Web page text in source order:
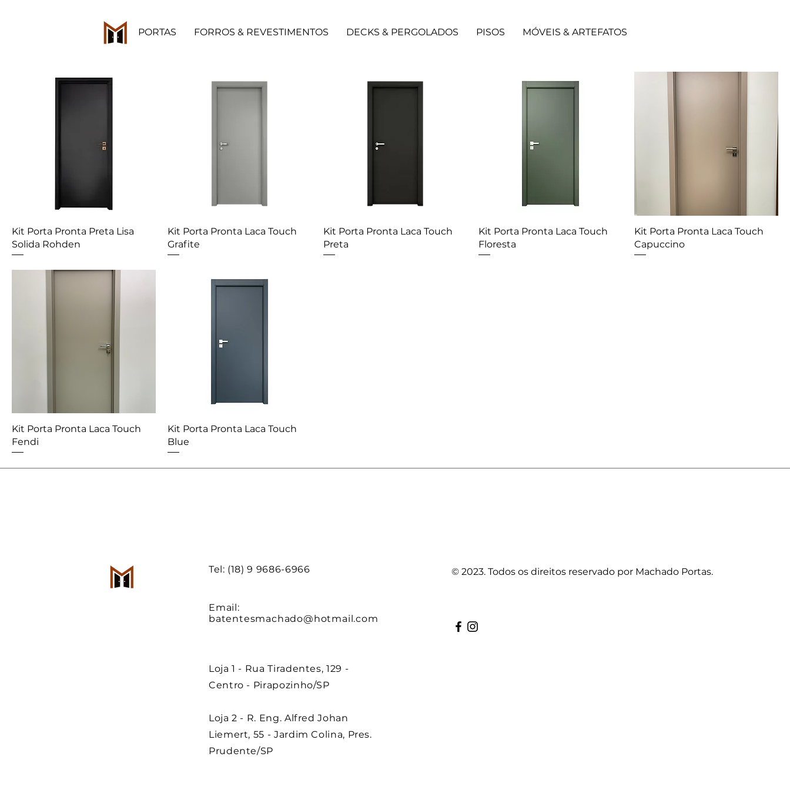
PORTAS FORROS & REVESTIMENTOS DECKS & PERGOLADOS PISOS MÓVEIS & ARTEFATOS
Kit Porta Pronta Preta Lisa
Solida Rohden
Kit Porta Pronta Laca Touch
Grafite
Kit Porta Pronta Laca Touch
Preta
Kit Porta Pronta Laca Touch
Floresta
Kit Porta Pronta Laca Touch
Capuccino
Kit Porta Pronta Laca Touch
Fendi
Kit Porta Pronta Laca Touch
Blue
Tel: (18) 9 9686-6966
Email:
batentesmachado@hotmail.com
Loja 1 - Rua Tiradentes, 129 -
Centro - Pirapozinho/SP
Loja 2 - R. Eng. Alfred Johan
Liemert, 55 - Jardim Colina, Pres.
Prudente/SP
© 2023. Todos os direitos reservado por Machado Portas.